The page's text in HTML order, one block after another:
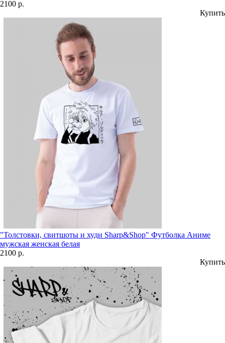
2100 р.
Купить
"Толстовки, свитшоты и худи Sharp&Shop" Футболка Аниме
мужская женская белая
2100 р.
Купить